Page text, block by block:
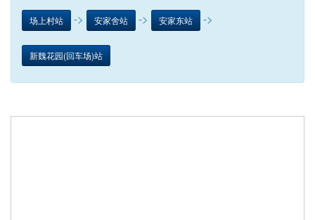
场上村站 -> 安家舍站 -> 安家东站 ->
新魏花园(回车场)站